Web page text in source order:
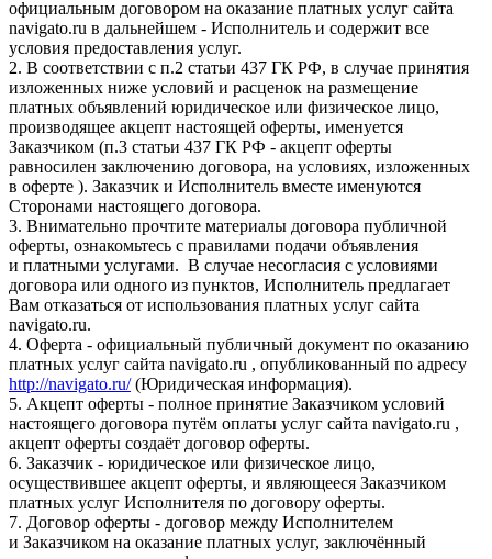
официальным договором на оказание платных услуг сайта
navigato.ru в дальнейшем - Исполнитель и содержит все
условия предоставления услуг.
2. В соответствии с п.2 статьи 437 ГК РФ, в случае принятия
изложенных ниже условий и расценок на размещение
платных объявлений юридическое или физическое лицо,
производящее акцепт настоящей оферты, именуется
Заказчиком (п.3 статьи 437 ГК РФ - акцепт оферты
равносилен заключению договора, на условиях, изложенных
в оферте ). Заказчик и Исполнитель вместе именуются
Сторонами настоящего договора.
3. Внимательно прочтите материалы договора публичной
оферты, ознакомьтесь с правилами подачи объявления
и платными услугами. В случае несогласия с условиями
договора или одного из пунктов, Исполнитель предлагает
Вам отказаться от использования платных услуг сайта
navigato.ru.
4. Оферта - официальный публичный документ по оказанию
платных услуг сайта navigato.ru , опубликованный по адресу
http://navigato.ru/(Юридическая информация).
5. Акцепт оферты - полное принятие Заказчиком условий
настоящего договора путём оплаты услуг сайта navigato.ru ,
акцепт оферты создаёт договор оферты.
6. Заказчик - юридическое или физическое лицо,
осуществившее акцепт оферты, и являющееся Заказчиком
платных услуг Исполнителя по договору оферты.
7. Договор оферты - договор между Исполнителем
и Заказчиком на оказание платных услуг, заключённый